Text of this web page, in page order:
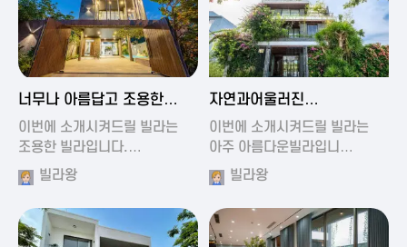
2024-11-19 01:47
너무나 아름답고 조용한
풀빌라
이번에 소개시켜드릴 빌라는
조용한 빌라입니다.…
빌라왕
2024-11-19 01:17
자연과어울러진
아름다운풀빌라
이번에 소개시켜드릴 빌라는
아주 아름다운빌라입니…
빌라왕